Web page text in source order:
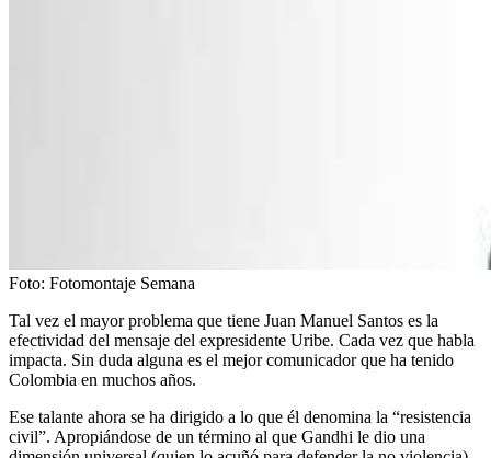
Foto: Fotomontaje Semana
Tal vez el mayor problema que tiene Juan Manuel Santos es la
efectividad del mensaje del expresidente Uribe. Cada vez que habla
impacta. Sin duda alguna es el mejor comunicador que ha tenido
Colombia en muchos años.
Ese talante ahora se ha dirigido a lo que él denomina la “resistencia
civil”. Apropiándose de un término al que Gandhi le dio una